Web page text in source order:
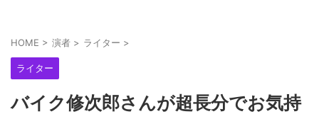
HOME > 演者 > ライター >
ライター
バイク修次郎さんが超長分でお気持